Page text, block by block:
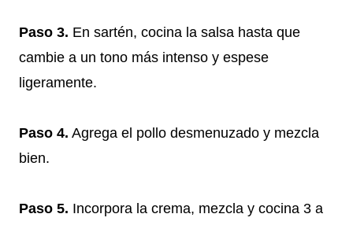
Paso 3. En sartén, cocina la salsa hasta que
cambie a un tono más intenso y espese
ligeramente.
Paso 4. Agrega el pollo desmenuzado y mezcla
bien.
Paso 5. Incorpora la crema, mezcla y cocina 3 a